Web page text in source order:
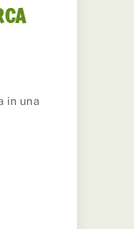
in una